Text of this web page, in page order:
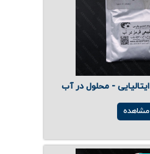
مشاهده